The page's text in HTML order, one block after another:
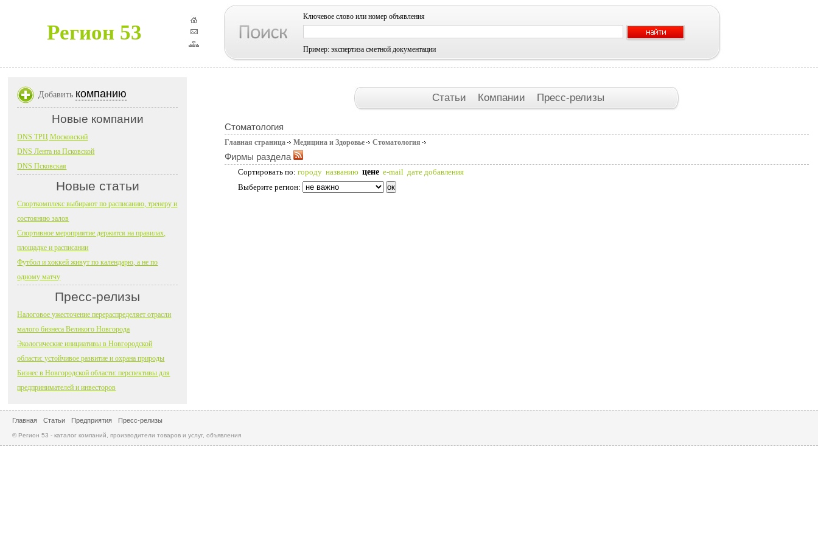
Регион 53
Ключевое слово или номер объявления
Пример: экспертиза сметной документации
Статьи Компании Пресс-релизы
Стоматология
Главная страница Медицина и Здоровье Стоматология
Фирмы раздела
Сортировать по: городу названию цене e-mail дате добавления
Выберите регион:
Добавить компанию
Новые компании
DNS ТРЦ Московский
DNS Лента на Псковской
DNS Псковская
Новые статьи
Спорткомплекс выбирают по расписанию, тренеру и
состоянию залов
Спортивное мероприятие держится на правилах,
площадке и расписании
Футбол и хоккей живут по календарю, а не по
одному матчу
Пресс-релизы
Налоговое ужесточение перераспределяет отрасли
малого бизнеса Великого Новгорода
Экологические инициативы в Новгородской
области: устойчивое развитие и охрана природы
Бизнес в Новгородской области: перспективы для
предпринимателей и инвесторов
Главная Статьи Предприятия Пресс-релизы
© Регион 53 - каталог компаний, производители товаров и услуг, объявления